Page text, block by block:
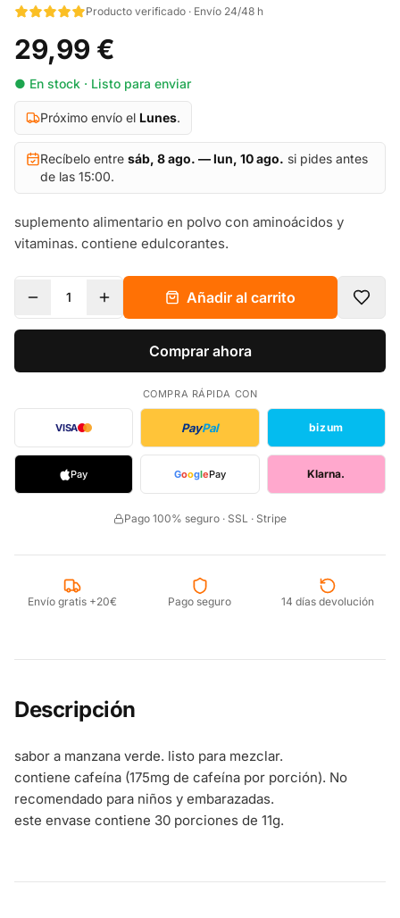
Producto verificado · Envío 24/48 h
29,99 €
● En stock · Listo para enviar
Próximo envío el Lunes.
Recíbelo entre sáb, 8 ago. — lun, 10 ago. si pides antes
de las 15:00.
suplemento alimentario en polvo con aminoácidos y
vitaminas. contiene edulcorantes.
1 Añadir al carrito
Comprar ahora
COMPRA RÁPIDA CON
VISA PayPal bizum
Pay GooglePay Klarna.
Pago 100% seguro · SSL · Stripe
Envío gratis +20€ Pago seguro 14 días devolución
Descripción
sabor a manzana verde. listo para mezclar.
contiene cafeína (175mg de cafeína por porción). No
recomendado para niños y embarazadas.
este envase contiene 30 porciones de 11g.